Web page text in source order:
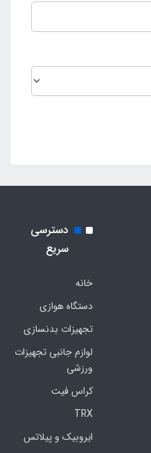
دسترسی
سریع
خانه
دستگاه هوازی
تجهیزات بدنسازی
لوازم جانبی تجهیزات
ورزشی
کراس فیت
TRX
ایروبیک و پیلاتس